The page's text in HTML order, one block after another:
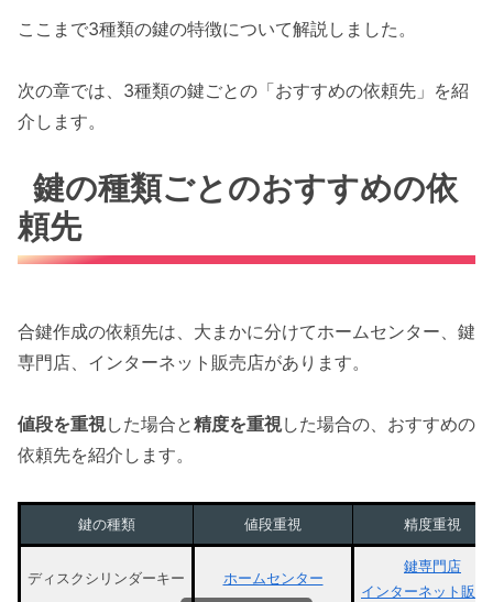
ここまで3種類の鍵の特徴について解説しました。
次の章では、3種類の鍵ごとの「おすすめの依頼先」を紹
介します。
鍵の種類ごとのおすすめの依
頼先
合鍵作成の依頼先は、大まかに分けてホームセンター、鍵
専門店、インターネット販売店があります。
値段を重視した場合と精度を重視した場合の、おすすめの
依頼先を紹介します。
鍵の種類 値段重視 精度重視
ディスクシリンダーキー ホームセンター
鍵専門店
インターネット販売